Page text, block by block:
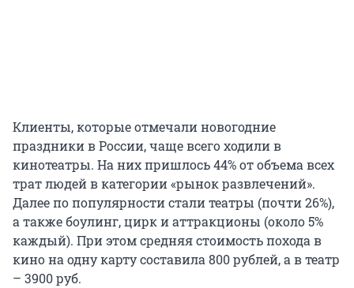
Клиенты, которые отмечали новогодние
праздники в России, чаще всего ходили в
кинотеатры. На них пришлось 44% от объема всех
трат людей в категории «рынок развлечений».
Далее по популярности стали театры (почти 26%),
а также боулинг, цирк и аттракционы (около 5%
каждый). При этом средняя стоимость похода в
кино на одну карту составила 800 рублей, а в театр
– 3900 руб.